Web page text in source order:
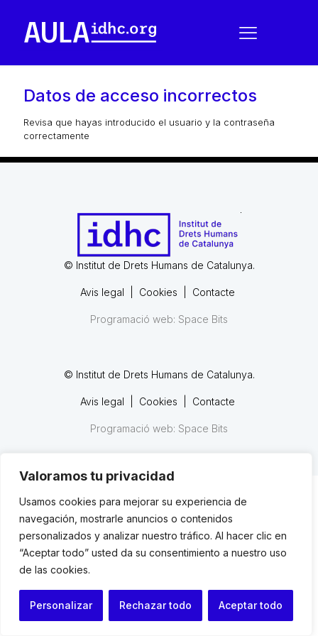
Valoramos tu privacidad
Usamos cookies para mejorar su experiencia de
navegación, mostrarle anuncios o contenidos
personalizados y analizar nuestro tráfico. Al hacer clic en
“Aceptar todo” usted da su consentimiento a nuestro uso
de las cookies.
Personalizar Rechazar todo Aceptar todo
Datos de acceso incorrectos
Revisa que hayas introducido el usuario y la contraseña
correctamente
© Institut de Drets Humans de Catalunya.
Avis legal Cookies Contacte
Programació web: Space Bits
© Institut de Drets Humans de Catalunya.
Avis legal Cookies Contacte
Programació web: Space Bits